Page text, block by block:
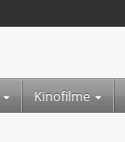
Kinofilme